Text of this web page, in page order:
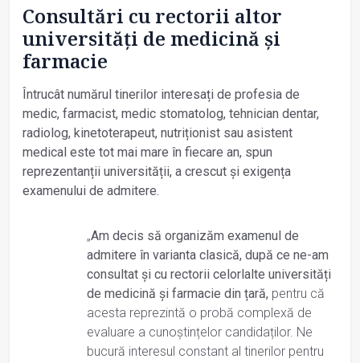
Consultări cu rectorii altor
universități de medicină și
farmacie
Întrucât numărul tinerilor interesați de profesia de
medic, farmacist, medic stomatolog, tehnician dentar,
radiolog, kinetoterapeut, nutriționist sau asistent
medical este tot mai mare în fiecare an, spun
reprezentanții universității, a crescut și exigența
examenului de admitere.
„Am decis să organizăm examenul de
admitere în varianta clasică, după ce ne-am
consultat și cu rectorii celorlalte universități
de medicină și farmacie din țară, pentru că
acesta reprezintă o probă complexă de
evaluare a cunoștințelor candidaților. Ne
bucură interesul constant al tinerilor pentru